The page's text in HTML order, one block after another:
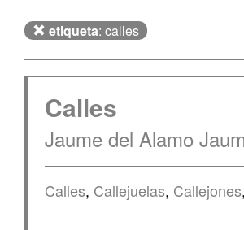
etiqueta: calles
Calles
Jaume del Alamo
Calles, Callejuelas, Callejones,